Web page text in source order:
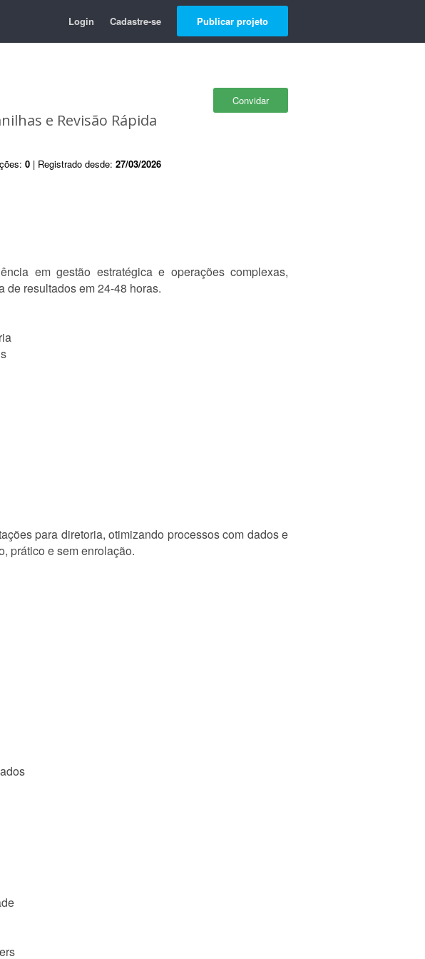
Login Cadastre-se Publicar projeto
Convidar
e Revisão Rápida
0 | Registrado desde: 27/03/2026
em gestão estratégica e operações complexas,
de resultados em 24-48 horas.
para diretoria, otimizando processos com dados e
prático e sem enrolação.